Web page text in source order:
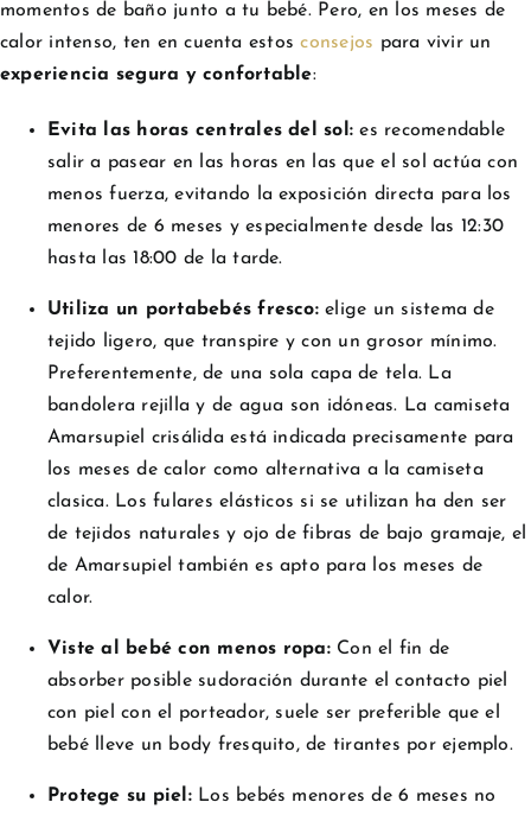
momentos de baño junto a tu bebé. Pero, en los meses de
calor intenso, ten en cuenta estosconsejos para vivir un
experiencia segura y confortable:
Evita las horas centrales del sol :es recomendable
salir a pasear en las horas en las que el sol actúa con
menos fuerza, evitando la exposición directa para los
menores de 6 meses y especialmente desde las 12:30
hasta las 18:00 de la tarde.
Utiliza un portabebés fresco:elige un sistema de
tejido ligero, que transpire y con un grosor mínimo.
Preferentemente, de una sola capa de tela. La
bandolera rejilla y de agua son idóneas. La camiseta
Amarsupiel crisálida está indicada precisamente para
los meses de calor como alternativa a la camiseta
clasica. Los fulares elásticos si se utilizan ha den ser
de tejidos naturales y ojo de fibras de bajo gramaje, el
de Amarsupiel también es apto para los meses de
calor.
Viste al bebé con menos ropa:Con el fin de
absorber posible sudoración durante el contacto piel
con piel con el porteador, suele ser preferible que el
bebé lleve un body fresquito, de tirantes por ejemplo.
Protege su piel:Los bebés menores de 6 meses no